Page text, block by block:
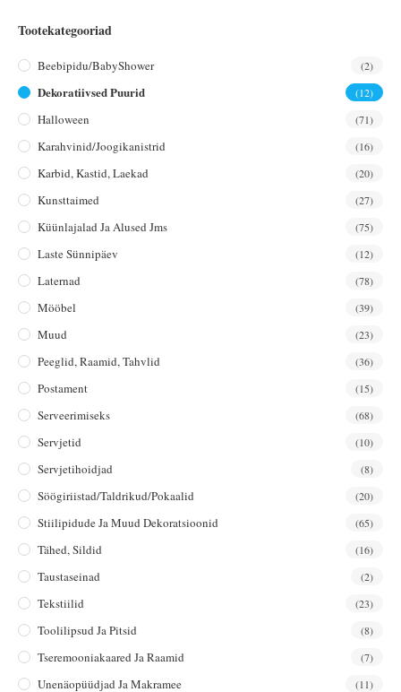
Tootekategooriad
Beebipidu/BabyShower (2)
Dekoratiivsed Puurid (12)
Halloween (71)
Karahvinid/joogikanistrid (16)
Karbid, Kastid, Laekad (20)
Kunsttaimed (27)
Küünlajalad Ja Alused Jms (75)
Laste Sünnipäev (12)
Laternad (78)
Mööbel (39)
Muud (23)
Peeglid, Raamid, Tahvlid (36)
Postament (15)
Serveerimiseks (68)
Servjetid (10)
Servjetihoidjad (8)
Söögiriistad/taldrikud/pokaalid (20)
Stiilipidude Ja Muud Dekoratsioonid (65)
Tähed, Sildid (16)
Taustaseinad (2)
Tekstiilid (23)
Toolilipsud Ja Pitsid (8)
Tseremooniakaared Ja Raamid (7)
Unenäopüüdjad Ja Makramee (11)